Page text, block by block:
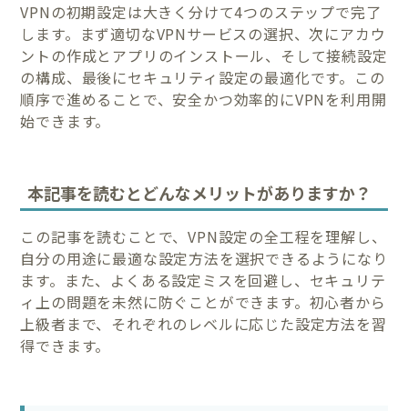
VPNの初期設定は大きく分けて4つのステップで完了
します。まず適切なVPNサービスの選択、次にアカウ
ントの作成とアプリのインストール、そして接続設定
の構成、最後にセキュリティ設定の最適化です。この
順序で進めることで、安全かつ効率的にVPNを利用開
始できます。
本記事を読むとどんなメリットがありますか？
この記事を読むことで、VPN設定の全工程を理解し、
自分の用途に最適な設定方法を選択できるようになり
ます。また、よくある設定ミスを回避し、セキュリテ
ィ上の問題を未然に防ぐことができます。初心者から
上級者まで、それぞれのレベルに応じた設定方法を習
得できます。